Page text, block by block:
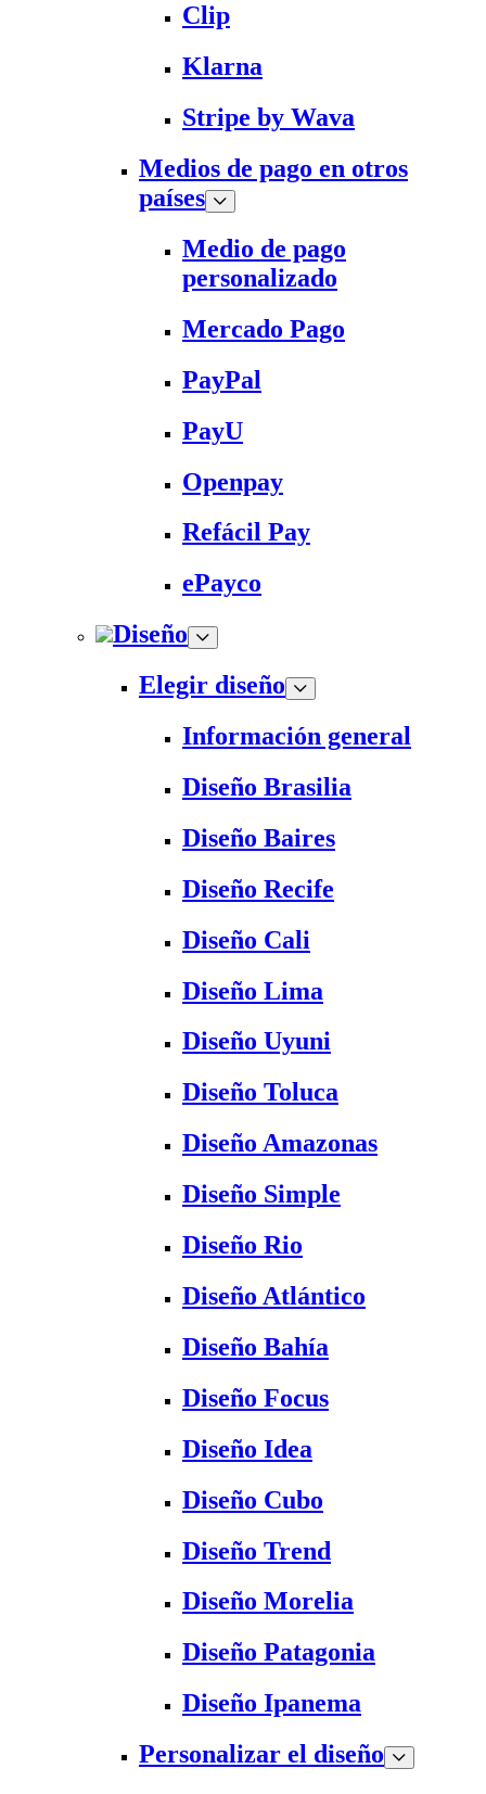
Clip
Klarna
Stripe by Wava
Medios de pago en otros
países
Medio de pago
personalizado
Mercado Pago
PayPal
PayU
Openpay
Refácil Pay
ePayco
Diseño
Elegir diseño
Información general
Diseño Brasilia
Diseño Baires
Diseño Recife
Diseño Cali
Diseño Lima
Diseño Uyuni
Diseño Toluca
Diseño Amazonas
Diseño Simple
Diseño Rio
Diseño Atlántico
Diseño Bahía
Diseño Focus
Diseño Idea
Diseño Cubo
Diseño Trend
Diseño Morelia
Diseño Patagonia
Diseño Ipanema
Personalizar el diseño